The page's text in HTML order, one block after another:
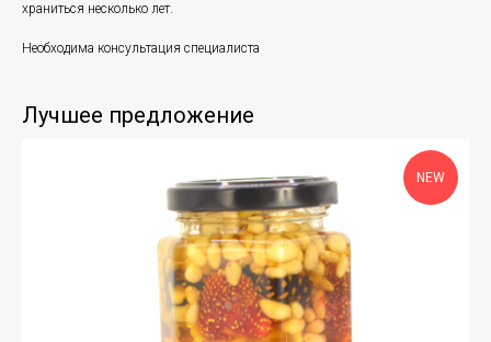
храниться несколько лет.
Необходима консультация специалиста
Лучшее предложение
NEW